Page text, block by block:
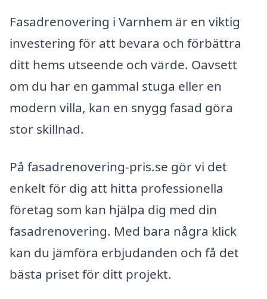
Fasadrenovering i Varnhem är en viktig
investering för att bevara och förbättra
ditt hems utseende och värde. Oavsett
om du har en gammal stuga eller en
modern villa, kan en snygg fasad göra
stor skillnad.
På fasadrenovering-pris.se gör vi det
enkelt för dig att hitta professionella
företag som kan hjälpa dig med din
fasadrenovering. Med bara några klick
kan du jämföra erbjudanden och få det
bästa priset för ditt projekt.